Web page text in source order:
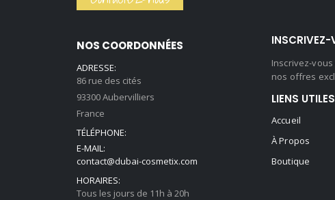
59,90 €.
NOS COORDONNÉES
ADRESSE:
86 rue des cités
93300 Aubervilliers
France
TÉLÉPHONE:
E-MAIL:
contact@dubai-cosmetix.com
HORAIRES:
Tous les jours de 11h à 20h
INSCRIVEZ-
Inscrivez-
nos offres
LIENS UTILES
Accueil
À Propos
Boutique